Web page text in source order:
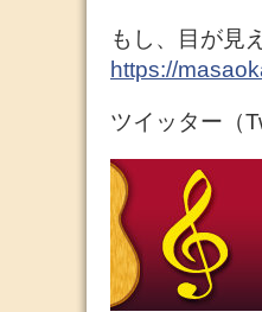
もし、目が見
https://
ツイッター（